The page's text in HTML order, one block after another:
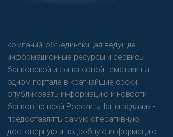
«Н
овости Банков России» – группа
компаний, объединяющая ведущие
информационные ресурсы и сервисы
банковской и финансовой тематики на
одном портале в кратчайшие сроки
опубликовать информацию и новости
банков по всей России. «Наши задачи» -
предоставлять самую оперативную,
достоверную и подробную информацию